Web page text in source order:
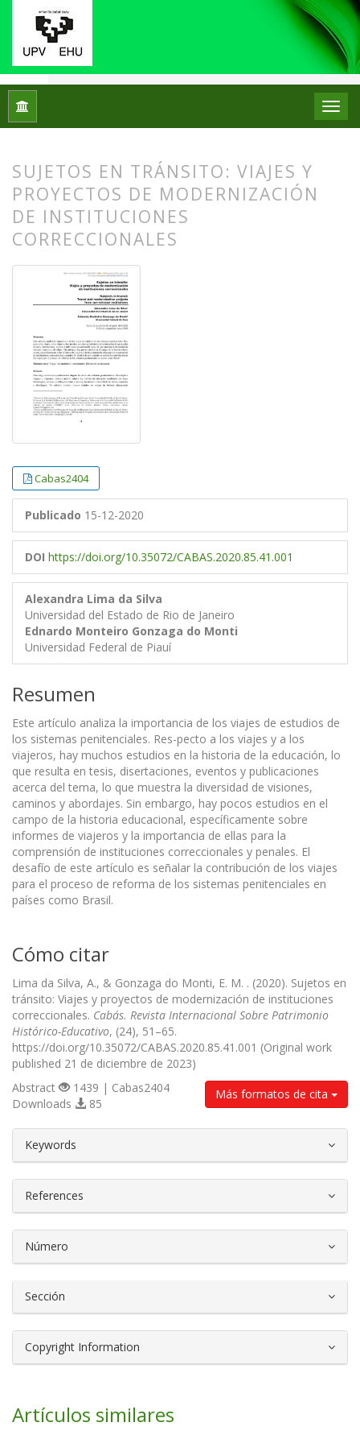
Inicio
SUJETOS EN TRÁNSITO: VIAJES Y
PROYECTOS DE MODERNIZACIÓN
DE INSTITUCIONES
CORRECCIONALES
Cabas2404
Publicado 15-12-2020
DOI https://doi.org/10.35072/CABAS.2020.85.41.001
Alexandra Lima da Silva
Universidad del Estado de Rio de Janeiro
Ednardo Monteiro Gonzaga do Monti
Universidad Federal de Piauí
Resumen
Este artículo analiza la importancia de los viajes de estudios de
los sistemas penitenciales. Res-pecto a los viajes y a los
viajeros, hay muchos estudios en la historia de la educación, lo
que resulta en tesis, disertaciones, eventos y publicaciones
acerca del tema, lo que muestra la diversidad de visiones,
caminos y abordajes. Sin embargo, hay pocos estudios en el
campo de la historia educacional, específicamente sobre
informes de viajeros y la importancia de ellas para la
comprensión de instituciones correccionales y penales. El
desafío de este artículo es señalar la contribución de los viajes
para el proceso de reforma de los sistemas penitenciales en
países como Brasil.
Cómo citar
Lima da Silva, A., & Gonzaga do Monti, E. M. . (2020). Sujetos en
tránsito: Viajes y proyectos de modernización de instituciones
correccionales. Cabás. Revista Internacional Sobre Patrimonio
Histórico-Educativo, (24), 51–65.
https://doi.org/10.35072/CABAS.2020.85.41.001 (Original work
published 21 de diciembre de 2023)
Más formatos de cita
Abstract
1439 | Cabas2404
Downloads
85
Keywords
References
Número
Sección
Copyright Information
Artículos similares